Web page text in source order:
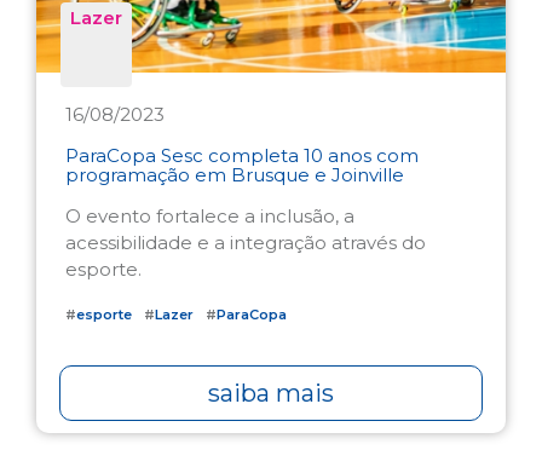
Lazer
16/08/2023
ParaCopa Sesc completa 10 anos com
programação em Brusque e Joinville
O evento fortalece a inclusão, a
acessibilidade e a integração através do
esporte.
#esporte #Lazer #ParaCopa
saiba mais